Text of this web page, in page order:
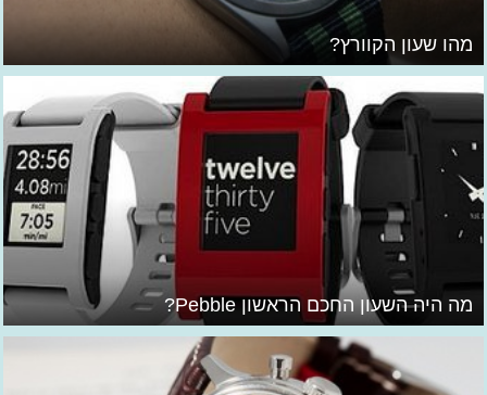
מהו שעון הקוורץ?
מה היה השעון החכם הראשון Pebble?